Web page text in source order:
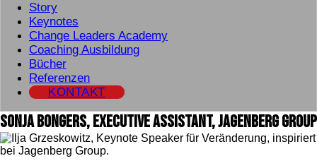
Story
Keynotes
Change Leaders Academy
Coaching Ausbildung
Bücher
Referenzen
KONTAKT
Sonja Bongers, Executive Assistant, Jagenberg Group